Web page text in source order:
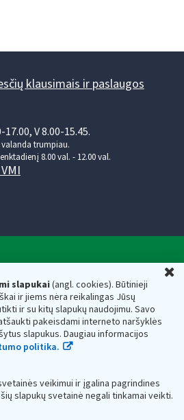
slapukai(angl. cookies). Būtinieji
ir jiems nėra reikalingas Jūsų
ir su kitų slapukų naudojimu. Savo
pakeisdami interneto naršyklės
slapukus. Daugiau informacijos
politika.
veikimui ir įgalina pagrindines
slapukų svetainė negali tinkamai veikti.
klausimais ir paslaugos
V 8.00-15.45.
valanda trumpiau.
8.00 val. - 12.00 val.
ministerijos
asmens kodas — 188659752,
14, 01107 Vilnius, Lietuva, el.paštas:
adresas 188659752
inspekciją prie Lietuvos
kaupiami ir saugomi Juridinių